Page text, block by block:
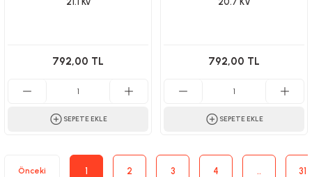
792,00 TL
SEPETE EKLE
792,00 TL
SEPETE EKLE
1 2 3 4 .. 31